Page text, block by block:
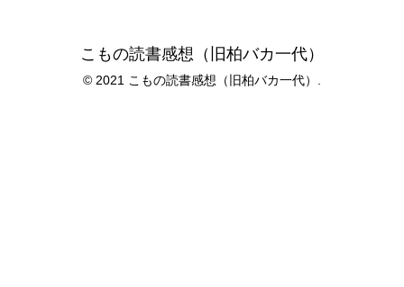
こもの読書感想（旧柏バカ一代）
© 2021 こもの読書感想（旧柏バカ一代）.